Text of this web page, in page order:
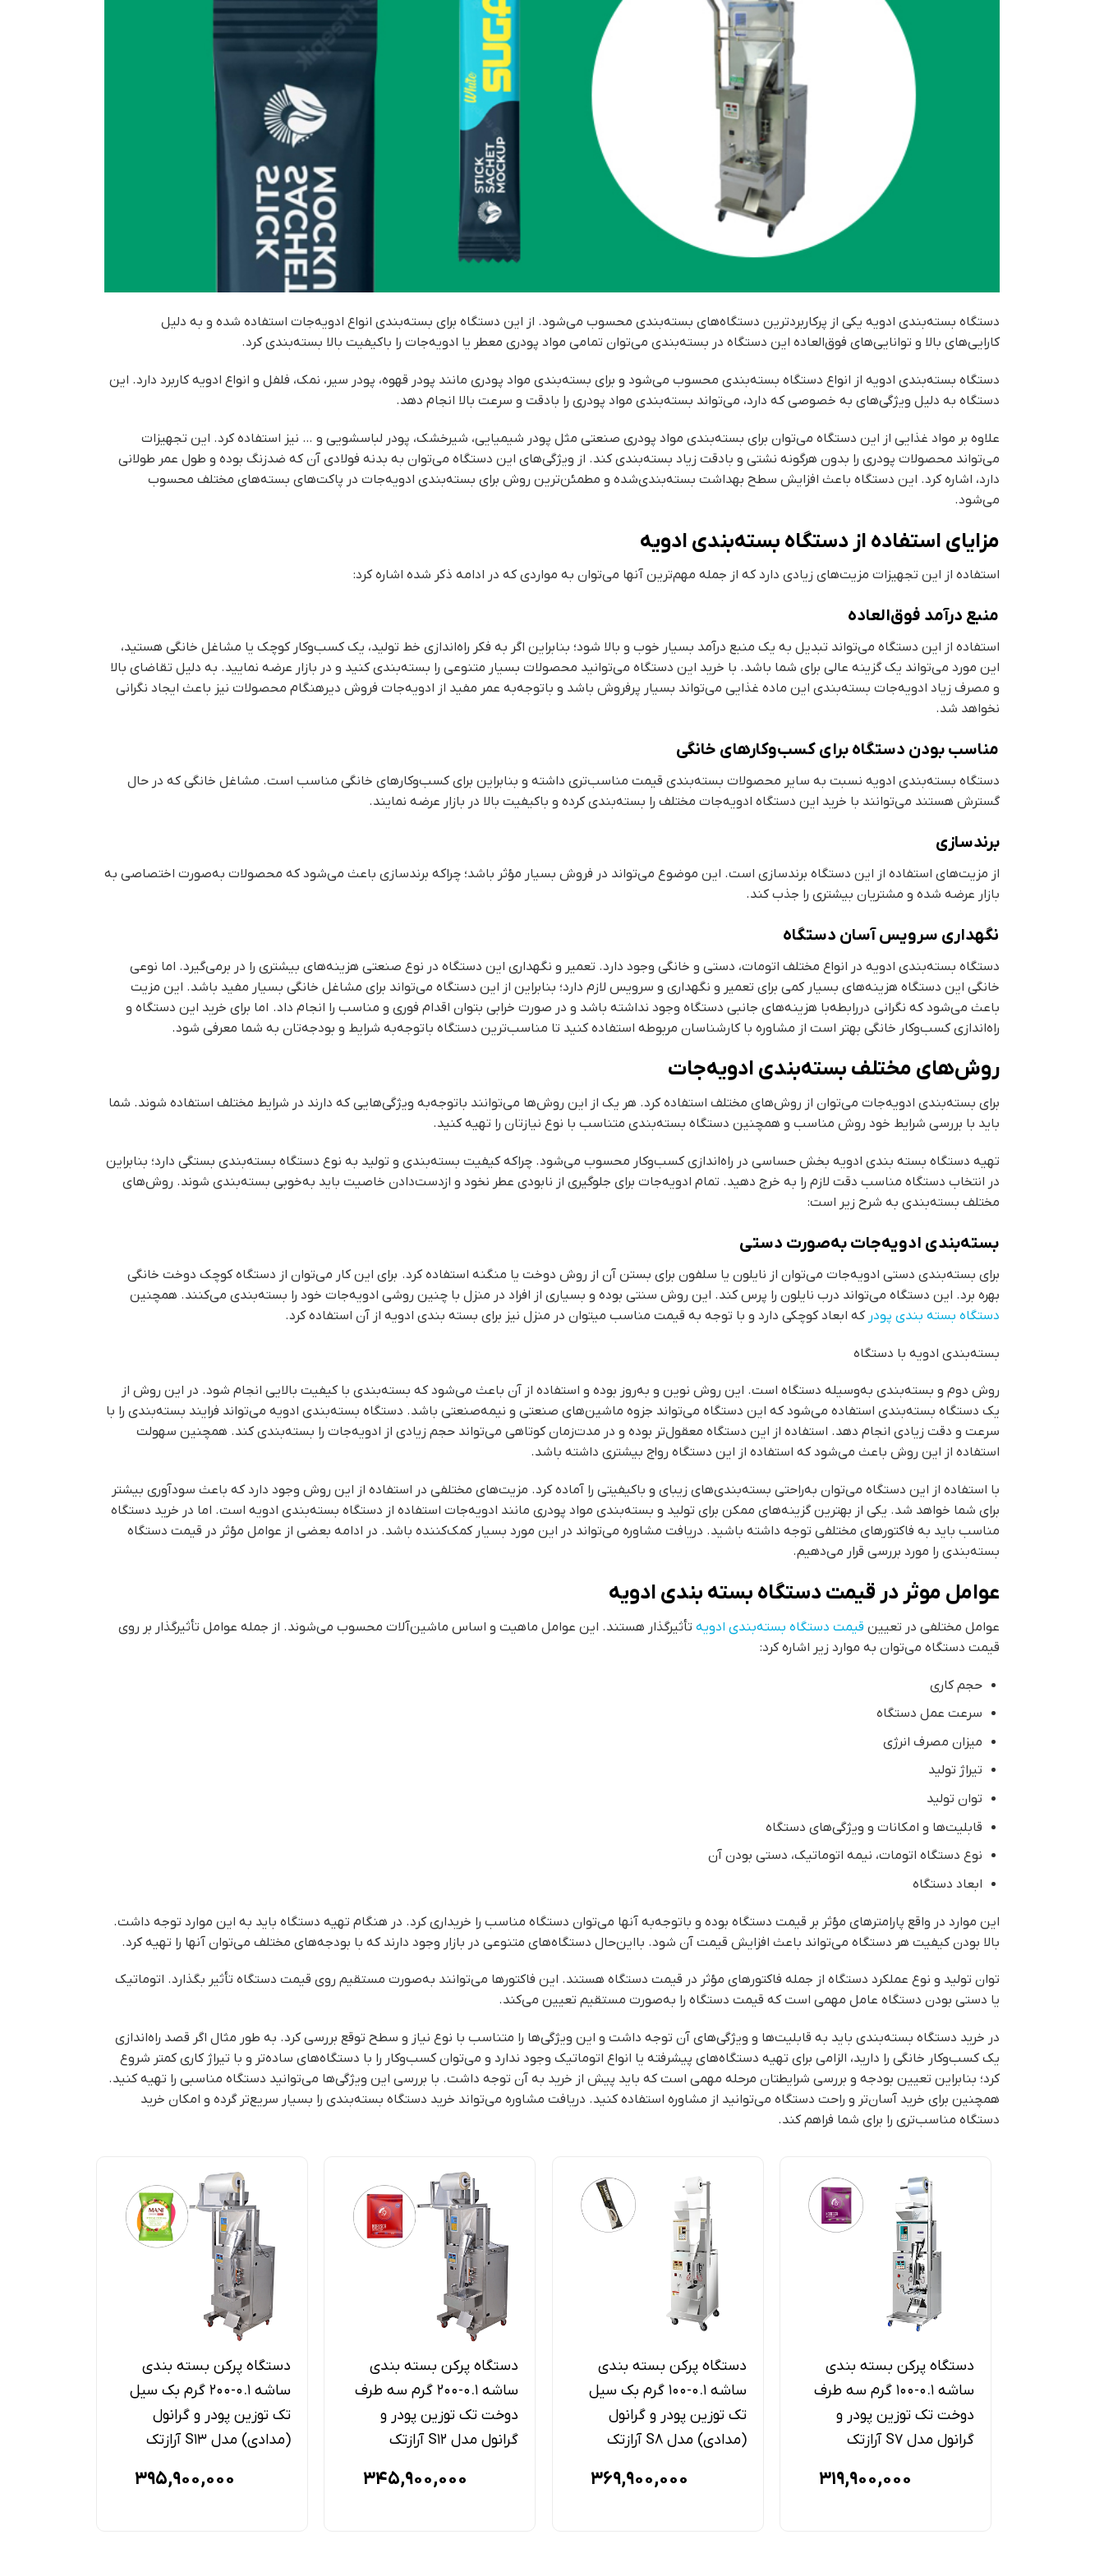
دستگاه بسته‌بندی ادویه یکی از پرکاربردترین دستگاه‌های بسته‌بندی محسوب می‌شود. از این دستگاه برای بسته‌بندی انواع ادویه‌جات استفاده شده و به دلیل
کارایی‌های بالا و توانایی‌های فوق‌العاده این دستگاه در بسته‌بندی می‌توان تمامی مواد پودری معطر یا ادویه‌جات را باکیفیت بالا بسته‌بندی کرد.
دستگاه بسته‌بندی ادویه از انواع دستگاه بسته‌بندی محسوب می‌شود و برای بسته‌بندی مواد پودری مانند پودر قهوه، پودر سیر، نمک، فلفل و انواع ادویه کاربرد دارد. این
دستگاه به دلیل ویژگی‌های به خصوصی که دارد، می‌تواند بسته‌بندی مواد پودری را بادقت و سرعت بالا انجام دهد.
علاوه بر مواد غذایی از این دستگاه می‌توان برای بسته‌بندی مواد پودری صنعتی مثل پودر شیمیایی، شیرخشک، پودر لباسشویی و … نیز استفاده کرد. این تجهیزات
می‌تواند محصولات پودری را بدون هرگونه نشتی و بادقت زیاد بسته‌بندی کند. از ویژگی‌های این دستگاه می‌توان به بدنه فولادی آن که ضدزنگ بوده و طول عمر طولانی
دارد، اشاره کرد. این دستگاه باعث افزایش سطح بهداشت بسته‌بندی‌شده و مطمئن‌ترین روش برای بسته‌بندی ادویه‌جات در پاکت‌های بسته‌های مختلف محسوب
می‌شود.
مزایای استفاده از دستگاه بسته‌بندی ادویه
استفاده از این تجهیزات مزیت‌های زیادی دارد که از جمله مهم‌ترین آنها می‌توان به مواردی که در ادامه ذکر شده اشاره کرد:
منبع درآمد فوق‌العاده
استفاده از این دستگاه می‌تواند تبدیل به یک منبع درآمد بسیار خوب و بالا شود؛ بنابراین اگر به فکر راه‌اندازی خط تولید، یک کسب‌وکار کوچک یا مشاغل خانگی هستید،
این مورد می‌تواند یک گزینه عالی برای شما باشد. با خرید این دستگاه می‌توانید محصولات بسیار متنوعی را بسته‌بندی کنید و در بازار عرضه نمایید. به دلیل تقاضای بالا
و مصرف زیاد ادویه‌جات بسته‌بندی این ماده غذایی می‌تواند بسیار پرفروش باشد و باتوجه‌به عمر مفید از ادویه‌جات فروش دیرهنگام محصولات نیز باعث ایجاد نگرانی
نخواهد شد.
مناسب بودن دستگاه برای کسب‌وکارهای خانگی
دستگاه بسته‌بندی ادویه نسبت به سایر محصولات بسته‌بندی قیمت مناسب‌تری داشته و بنابراین برای کسب‌وکارهای خانگی مناسب است. مشاغل خانگی که در حال
گسترش هستند می‌توانند با خرید این دستگاه ادویه‌جات مختلف را بسته‌بندی کرده و باکیفیت بالا در بازار عرضه نمایند.
برندسازی
از مزیت‌های استفاده از این دستگاه برندسازی است. این موضوع می‌تواند در فروش بسیار مؤثر باشد؛ چراکه برندسازی باعث می‌شود که محصولات به‌صورت اختصاصی به
بازار عرضه شده و مشتریان بیشتری را جذب کند.
نگهداری سرویس آسان دستگاه
دستگاه بسته‌بندی ادویه در انواع مختلف اتومات، دستی و خانگی وجود دارد. تعمیر و نگهداری این دستگاه در نوع صنعتی هزینه‌های بیشتری را در برمی‌گیرد. اما نوعی
خانگی این دستگاه هزینه‌های بسیار کمی برای تعمیر و نگهداری و سرویس لازم دارد؛ بنابراین از این دستگاه می‌تواند برای مشاغل خانگی بسیار مفید باشد. این مزیت
باعث می‌شود که نگرانی دررابطه‌با هزینه‌های جانبی دستگاه وجود نداشته باشد و در صورت خرابی بتوان اقدام فوری و مناسب را انجام داد. اما برای خرید این دستگاه و
راه‌اندازی کسب‌وکار خانگی بهتر است از مشاوره با کارشناسان مربوطه استفاده کنید تا مناسب‌ترین دستگاه باتوجه‌به شرایط و بودجه‌تان به شما معرفی شود.
روش‌های مختلف بسته‌بندی ادویه‌جات
برای بسته‌بندی ادویه‌جات می‌توان از روش‌های مختلف استفاده کرد. هر یک از این روش‌ها می‌توانند باتوجه‌به ویژگی‌هایی که دارند در شرایط مختلف استفاده شوند. شما
باید با بررسی شرایط خود روش مناسب و همچنین دستگاه بسته‌بندی متناسب با نوع نیازتان را تهیه کنید.
تهیه دستگاه بسته‌ بندی ادویه بخش حساسی در راه‌اندازی کسب‌وکار محسوب می‌شود. چراکه کیفیت بسته‌بندی و تولید به نوع دستگاه بسته‌بندی بستگی دارد؛ بنابراین
در انتخاب دستگاه مناسب دقت لازم را به خرج دهید. تمام ادویه‌جات برای جلوگیری از نابودی عطر نخود و ازدست‌دادن خاصیت باید به‌خوبی بسته‌بندی شوند. روش‌های
مختلف بسته‌بندی به شرح زیر است:
بسته‌بندی ادویه‌جات به‌صورت دستی
برای بسته‌بندی دستی ادویه‌جات می‌توان از نایلون یا سلفون برای بستن آن از روش دوخت یا منگنه استفاده کرد. برای این کار می‌توان از دستگاه کوچک دوخت خانگی
بهره برد. این دستگاه می‌تواند درب نایلون را پرس کند. این روش سنتی بوده و بسیاری از افراد در منزل با چنین روشی ادویه‌جات خود را بسته‌بندی می‌کنند. همچنین
دستگاه بسته بندی پودر که ابعاد کوچکی دارد و با توجه به قیمت مناسب میتوان در منزل نیز برای بسته بندی ادویه از آن استفاده کرد.
بسته‌بندی ادویه با دستگاه
روش دوم و بسته‌بندی به‌وسیله دستگاه است. این روش نوین و به‌روز بوده و استفاده از آن باعث می‌شود که بسته‌بندی با کیفیت بالایی انجام شود. در این روش از
یک دستگاه بسته‌بندی استفاده می‌شود که این دستگاه می‌تواند جزوه ماشین‌های صنعتی و نیمه‌صنعتی باشد. دستگاه بسته‌بندی ادویه می‌تواند فرایند بسته‌بندی را با
سرعت و دقت زیادی انجام دهد. استفاده از این دستگاه معقول‌تر بوده و در مدت‌زمان کوتاهی می‌تواند حجم زیادی از ادویه‌جات را بسته‌بندی کند. همچنین سهولت
استفاده از این روش باعث می‌شود که استفاده از این دستگاه رواج بیشتری داشته باشد.
با استفاده از این دستگاه می‌توان به‌راحتی بسته‌بندی‌های زیبای و باکیفیتی را آماده کرد. مزیت‌های مختلفی در استفاده از این روش وجود دارد که باعث سودآوری بیشتر
برای شما خواهد شد. یکی از بهترین گزینه‌های ممکن برای تولید و بسته‌بندی مواد پودری مانند ادویه‌جات استفاده از دستگاه بسته‌بندی ادویه است. اما در خرید دستگاه
مناسب باید به فاکتورهای مختلفی توجه داشته باشید. دریافت مشاوره می‌تواند در این مورد بسیار کمک‌کننده باشد. در ادامه بعضی از عوامل مؤثر در قیمت دستگاه
بسته‌بندی را مورد بررسی قرار می‌دهیم.
عوامل موثر در قیمت دستگاه بسته بندی ادویه
عوامل مختلفی در تعیین قیمت دستگاه بسته‌بندی ادویه تأثیرگذار هستند. این عوامل ماهیت و اساس ماشین‌آلات محسوب می‌شوند. از جمله عوامل تأثیرگذار بر روی
قیمت دستگاه می‌توان به موارد زیر اشاره کرد:
حجم کاری
سرعت عمل دستگاه
میزان مصرف انرژی
تیراژ تولید
توان تولید
قابلیت‌ها و امکانات و ویژگی‌های دستگاه
نوع دستگاه اتومات، نیمه اتوماتیک، دستی بودن آن
ابعاد دستگاه
این موارد در واقع پارامترهای مؤثر بر قیمت دستگاه بوده و باتوجه‌به آنها می‌توان دستگاه مناسب را خریداری کرد. در هنگام تهیه دستگاه باید به این موارد توجه داشت.
بالا بودن کیفیت هر دستگاه می‌تواند باعث افزایش قیمت آن شود. بااین‌حال دستگاه‌های متنوعی در بازار وجود دارند که با بودجه‌های مختلف می‌توان آنها را تهیه کرد.
توان تولید و نوع عملکرد دستگاه از جمله فاکتورهای مؤثر در قیمت دستگاه هستند. این فاکتورها می‌توانند به‌صورت مستقیم روی قیمت دستگاه تأثیر بگذارد. اتوماتیک
یا دستی بودن دستگاه عامل مهمی است که قیمت دستگاه را به‌صورت مستقیم تعیین می‌کند.
در خرید دستگاه بسته‌بندی باید به قابلیت‌ها و ویژگی‌های آن توجه داشت و این ویژگی‌ها را متناسب با نوع نیاز و سطح توقع بررسی کرد. به طور مثال اگر قصد راه‌اندازی
یک کسب‌وکار خانگی را دارید، الزامی برای تهیه دستگاه‌های پیشرفته یا انواع اتوماتیک وجود ندارد و می‌توان کسب‌وکار را با دستگاه‌های ساده‌تر و با تیراژ کاری کمتر شروع
کرد؛ بنابراین تعیین بودجه و بررسی شرایطتان مرحله مهمی است که باید پیش از خرید به آن توجه داشت. با بررسی این ویژگی‌ها می‌توانید دستگاه مناسبی را تهیه کنید.
همچنین برای خرید آسان‌تر و راحت دستگاه می‌توانید از مشاوره استفاده کنید. دریافت مشاوره می‌تواند خرید دستگاه بسته‌بندی را بسیار سریع‌تر گرده و امکان خرید
دستگاه مناسب‌تری را برای شما فراهم کند.
دستگاه پرکن بسته بندی
ساشه 0.1-100 گرم سه طرف
دوخت تک توزین پودر و
گرانول مدل S7 آرازتک
319,900,000
دستگاه پرکن بسته بندی
ساشه 0.1-100 گرم بک سیل
تک توزین پودر و گرانول
(مدادی) مدل S۸ آرازتک
369,900,000
دستگاه پرکن بسته بندی
ساشه 0.1-200 گرم سه طرف
دوخت تک توزین پودر و
گرانول مدل S12 آرازتک
345,900,000
دستگاه پرکن بسته بندی
ساشه 0.1-200 گرم بک سیل
تک توزین پودر و گرانول
(مدادی) مدل S13 آرازتک
395,900,000